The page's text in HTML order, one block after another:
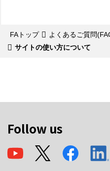
FAトップ よくあるご質問
サイトの使い方について
Follow us